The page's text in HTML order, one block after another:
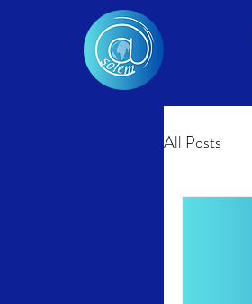
All Posts